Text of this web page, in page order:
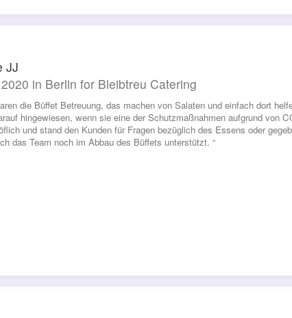
JJ
in Berlin for Bleibtreu Catering
die Büffet Betreuung, das machen von Salaten und einfach dort
hingewiesen, wenn sie eine der Schutzmaßnahmen aufgrund von
und stand den Kunden für Fragen bezüglich des Essens oder
das Team noch im Abbau des Büffets unterstützt. “